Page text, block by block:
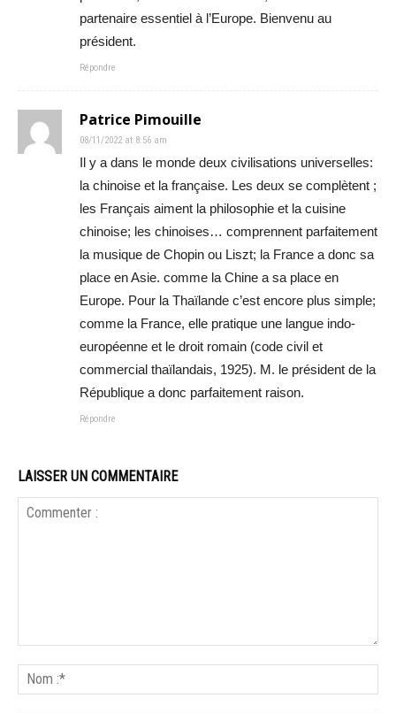
partenaire essentiel à l’Europe. Bienvenu au
président.
Répondre
Patrice Pimouille
08/11/2022 at 8:56 am
Il y a dans le monde deux civilisations universelles:
la chinoise et la française. Les deux se complètent ;
les Français aiment la philosophie et la cuisine
chinoise; les chinoises… comprennent parfaitement
la musique de Chopin ou Liszt; la France a donc sa
place en Asie. comme la Chine a sa place en
Europe. Pour la Thaïlande c’est encore plus simple;
comme la France, elle pratique une langue indo-
européenne et le droit romain (code civil et
commercial thaïlandais, 1925). M. le président de la
République a donc parfaitement raison.
Répondre
LAISSER UN COMMENTAIRE